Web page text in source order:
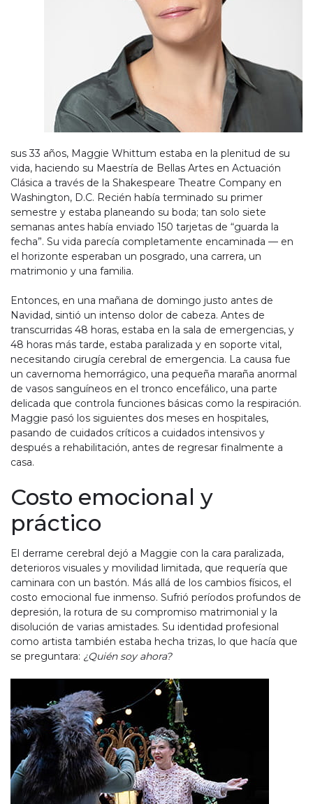
sus 33 años, Maggie Whittum estaba en la plenitud de su
vida, haciendo su Maestría de Bellas Artes en Actuación
Clásica a través de la Shakespeare Theatre Company en
Washington, D.C. Recién había terminado su primer
semestre y estaba planeando su boda; tan solo siete
semanas antes había enviado 150 tarjetas de “guarda la
fecha”. Su vida parecía completamente encaminada — en
el horizonte esperaban un posgrado, una carrera, un
matrimonio y una familia.
Entonces, en una mañana de domingo justo antes de
Navidad, sintió un intenso dolor de cabeza. Antes de
transcurridas 48 horas, estaba en la sala de emergencias, y
48 horas más tarde, estaba paralizada y en soporte vital,
necesitando cirugía cerebral de emergencia. La causa fue
un cavernoma hemorrágico, una pequeña maraña anormal
de vasos sanguíneos en el tronco encefálico, una parte
delicada que controla funciones básicas como la respiración.
Maggie pasó los siguientes dos meses en hospitales,
pasando de cuidados críticos a cuidados intensivos y
después a rehabilitación, antes de regresar finalmente a
casa.
Costo emocional y
práctico
El derrame cerebral dejó a Maggie con la cara paralizada,
deterioros visuales y movilidad limitada, que requería que
caminara con un bastón. Más allá de los cambios físicos, el
costo emocional fue inmenso. Sufrió períodos profundos de
depresión, la rotura de su compromiso matrimonial y la
disolución de varias amistades. Su identidad profesional
como artista también estaba hecha trizas, lo que hacía que
se preguntara: ¿Quién soy ahora?